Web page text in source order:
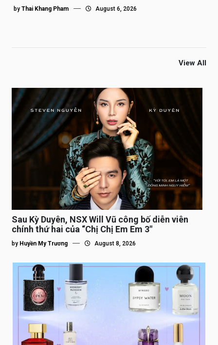
by Thai Khang Pham August 6, 2026
View All
Sau Kỳ Duyên, NSX Will Vũ công bố diễn viên
chính thứ hai của “Chị Chị Em Em 3″
by Huyền My Trương August 8, 2026